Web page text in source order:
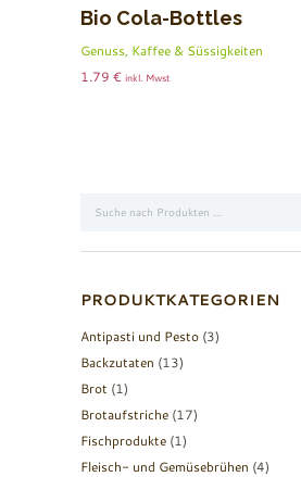
Bio Cola-Bottles
Genuss, Kaffee & Süssigkeiten
1.79 € inkl. Mwst
PRODUKTKATEGORIEN
Antipasti und Pesto (3)
Backzutaten (13)
Brot (1)
Brotaufstriche (17)
Fischprodukte (1)
Fleisch- und Gemüsebrühen (4)